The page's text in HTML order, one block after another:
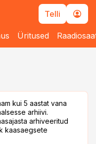
Telli
Üritused
kui 5 aastat vana
arhiivi.
arhiveeritud
kaasaegsete